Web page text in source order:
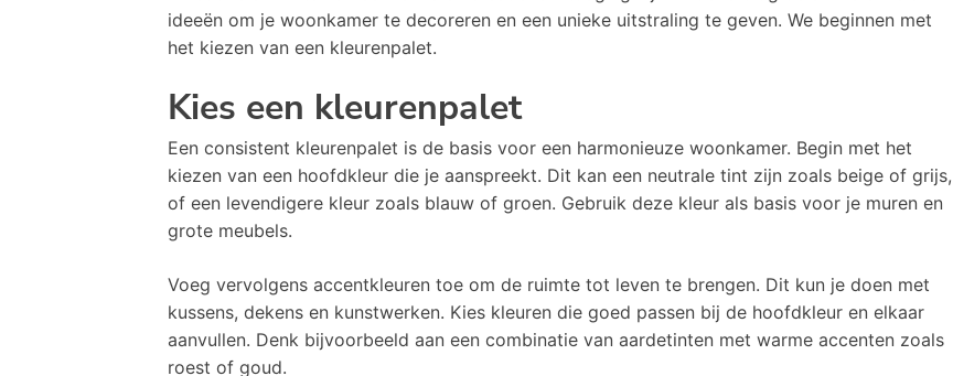
ideeën om je woonkamer te decoreren en een unieke uitstraling te geven. We beginnen met
het kiezen van een kleurenpalet.
Kies een kleurenpalet
Een consistent kleurenpalet is de basis voor een harmonieuze woonkamer. Begin met het
kiezen van een hoofdkleur die je aanspreekt. Dit kan een neutrale tint zijn zoals beige of grijs,
of een levendigere kleur zoals blauw of groen. Gebruik deze kleur als basis voor je muren en
grote meubels.
Voeg vervolgens accentkleuren toe om de ruimte tot leven te brengen. Dit kun je doen met
kussens, dekens en kunstwerken. Kies kleuren die goed passen bij de hoofdkleur en elkaar
aanvullen. Denk bijvoorbeeld aan een combinatie van aardetinten met warme accenten zoals
roest of goud.